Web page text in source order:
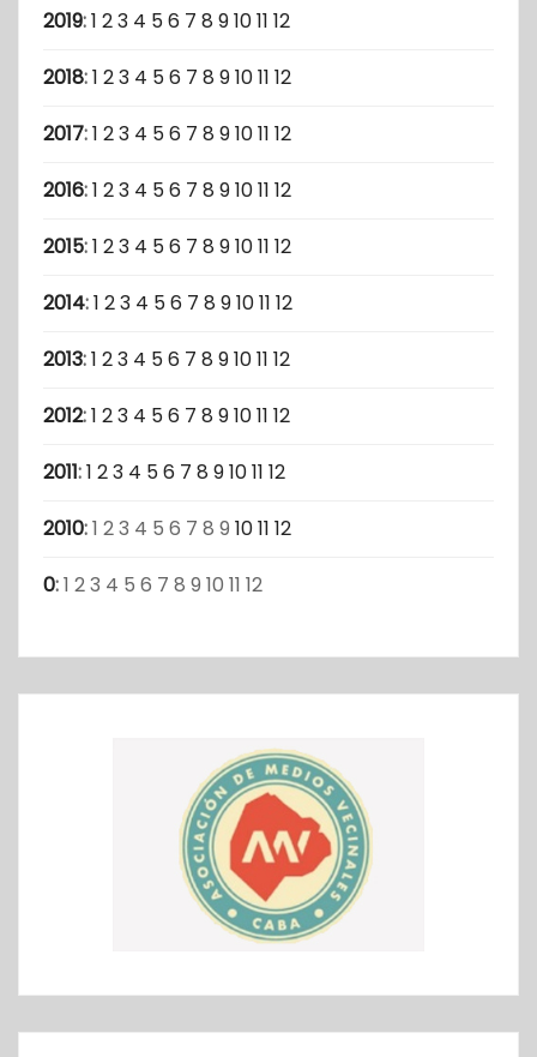
2019:1 23 4 56 7 8 91011 12
2018:1 23 4 56 7 8 91011 12
2017:1 23 4 56 7 8 91011 12
2016:1 23 4 56 7 8 91011 12
2015:1 23 4 56 7 8 91011 12
2014:1 23 4 56 7 8 91011 12
2013:1 23 4 56 7 8 91011 12
2012:1 23 4 56 7 8 91011 12
2011:1 23 4 56 7 8 91011 12
2010:1 23 4 5 6 7 8 9 1011 12
0:1 23 4 5 6 7 8 9 10 11 12